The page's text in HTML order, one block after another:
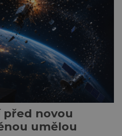
bludné
novou
umělou